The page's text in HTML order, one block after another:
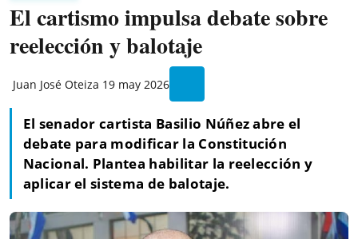
El cartismo impulsa debate sobre
reelección y balotaje
Juan José Oteiza 19 may 2026
El senador cartista Basilio Núñez abre el
debate para modificar la Constitución
Nacional. Plantea habilitar la reelección y
aplicar el sistema de balotaje.